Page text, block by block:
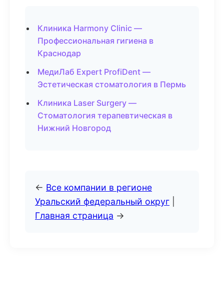
Клиника Harmony Clinic —
Профессиональная гигиена в
Краснодар
МедиЛаб Expert ProfiDent —
Эстетическая стоматология в Пермь
Клиника Laser Surgery —
Стоматология терапевтическая в
Нижний Новгород
← Все компании в регионе
Уральский федеральный округ
Главная страница →